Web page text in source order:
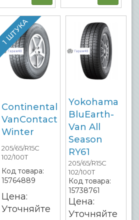
1 ШТУКА
Continental
VanContact
Winter
205/65/R15C
102/100T
Код товара:
15764889
Цена:
Уточняйте
Yokohama
BluEarth-
Van All
Season
RY61
205/65/R15C
102/100T
Код товара:
15738761
Цена:
Уточняйте